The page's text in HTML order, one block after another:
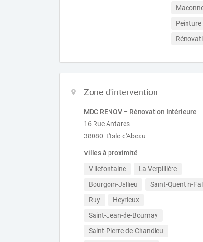
Zone d'intervention
MDC RENOV – Rénovation Intérieure
16 Rue Antares
38080 L'Isle-d'Abeau
Villes à proximité
Villefontaine
La Verpillière
Bourgoin-Jallieu
Saint-Quentin-
Ruy
Heyrieux
Saint-Jean-de-Bournay
Saint-Pierre-de-Chandieu